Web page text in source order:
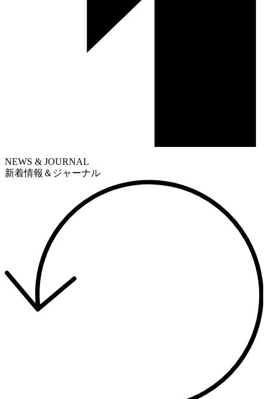
NEWS & JOURNAL
新着情報＆ジャーナル